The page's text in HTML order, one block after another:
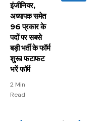
इंजीनियर,
अध्यापक समेत
96 प्रकार के
पदों पर सबसे
बड़ी भर्ती के फॉर्म
शुरू! फटाफट
भरें फॉर्म
2 Min
Read
15 नवंबर से लागू होंगे